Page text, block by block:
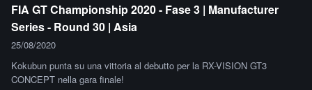
FIA GT Championship 2020 - Fase 3 | Manufacturer
Series - Round 30 | Asia
25/08/2020
Kokubun punta su una vittoria al debutto per la RX-VISION GT3
CONCEPT nella gara finale!